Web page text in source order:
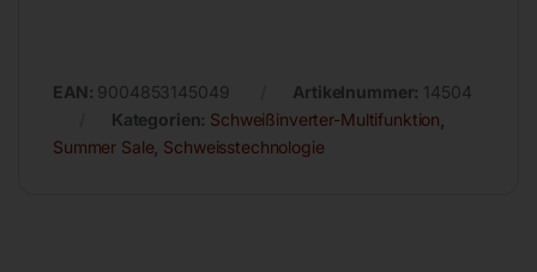
EAN: 9004853145049 Artikelnummer: 14504
Kategorien: Schweißinverter-Multifunktion
Summer Sale Schweisstechnologie